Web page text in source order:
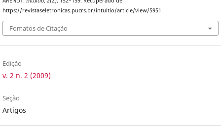
https://revistaseletronicas.pucrs.br/intuitio/article/view/5951
Fomatos de Citação
Edição
v. 2 n. 2 (2009)
Seção
Artigos